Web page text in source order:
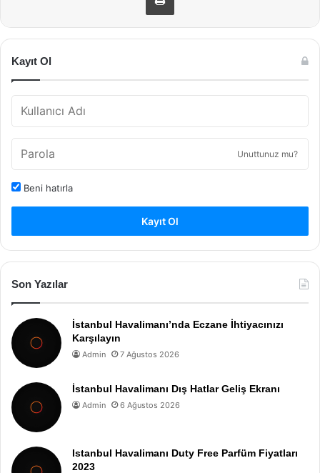
Kayıt Ol
Unuttunuz mu?
Beni hatırla
Kayıt Ol
Son Yazılar
İstanbul Havalimanı’nda Eczane İhtiyacınızı
Karşılayın
Admin 7 Ağustos 2026
İstanbul Havalimanı Dış Hatlar Geliş Ekranı
Admin 6 Ağustos 2026
Istanbul Havalimanı Duty Free Parfüm Fiyatları
2023